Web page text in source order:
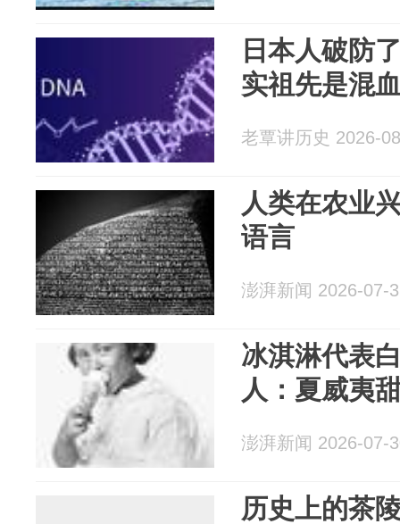
日本人破防
实祖先是混
老覃讲历史 2026-
人类在农业
语言
澎湃新闻 2026-07-
冰淇淋代表
人：夏威夷
澎湃新闻 2026-07-
历史上的茶